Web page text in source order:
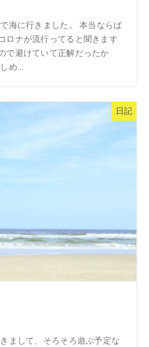
海に行きました。 本当ならば
ロナが流行ってると聞きます
で避けていて正解だったか
め...
日記
まして、そろそろ遊ぶ予定な